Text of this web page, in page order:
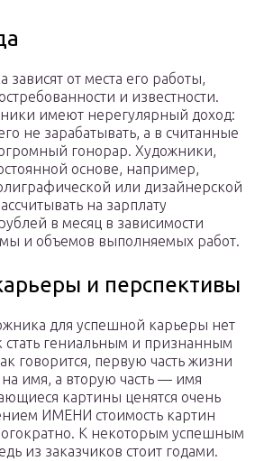
от места его работы,
и известности.
имеют нерегулярный доход:
не зарабатывать, а в считанные
гонорар. Художники,
основе, например,
или дизайнерской
на зарплату
в месяц в зависимости
и объемов выполняемых работ.
и перспективы
для успешной карьеры нет
стать гениальным и признанным
говорится, первую часть жизни
на имя, а вторую часть — имя
картины ценятся очень
ИМЕНИ стоимость картин
К некоторым успешным
из заказчиков стоит годами.